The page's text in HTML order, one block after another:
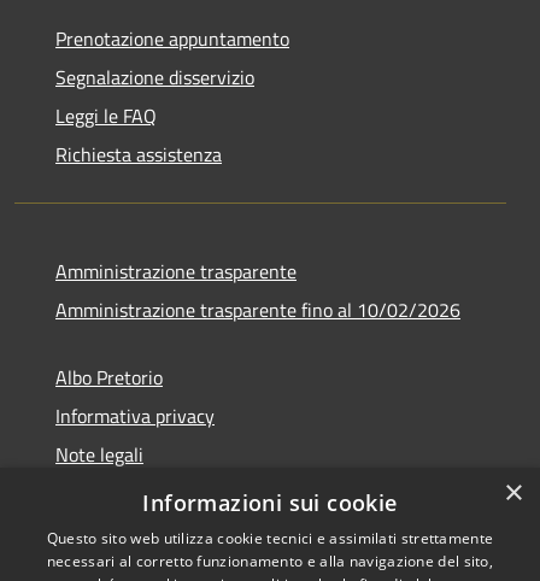
Prenotazione appuntamento
Segnalazione disservizio
Leggi le FAQ
Richiesta assistenza
Amministrazione trasparente
Amministrazione trasparente fino al 10/02/2026
Albo Pretorio
Informativa privacy
Note legali
Dichiarazione di accessibilità
×
Informazioni sui cookie
Questo sito web utilizza cookie tecnici e assimilati strettamente
necessari al corretto funzionamento e alla navigazione del sito,